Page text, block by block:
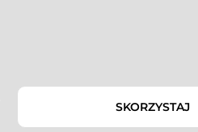
SKORZYSTAJ